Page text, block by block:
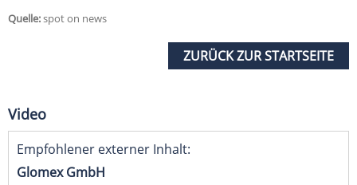
Quelle:spot on news
ZURÜCK ZUR STARTSEITE
Video
Empfohlener externer Inhalt:
Glomex GmbH